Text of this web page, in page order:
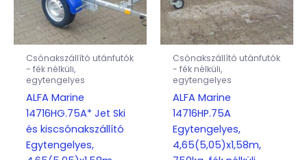
Csónakszállító utánfutók
- fék nélküli,
egytengelyes
ALFA Marine
14716HG.75A* Jet Ski
és kiscsónakszállító
Egytengelyes,
Csónakszállító utánfutók
- fék nélküli,
egytengelyes
ALFA Marine
14716HP.75A
Egytengelyes,
4,65(5,05)x1,58m,